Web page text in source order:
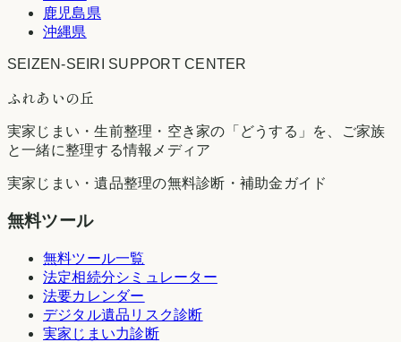
鹿児島県
沖縄県
SEIZEN-SEIRI SUPPORT CENTER
ふれあいの丘
実家じまい・生前整理・空き家の「どうする」を、ご家族
と一緒に整理する情報メディア
実家じまい・遺品整理の無料診断・補助金ガイド
無料ツール
無料ツール一覧
法定相続分シミュレーター
法要カレンダー
デジタル遺品リスク診断
実家じまい力診断